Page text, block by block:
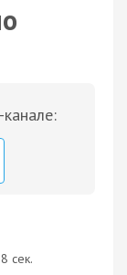
сек.